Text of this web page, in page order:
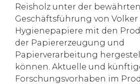
Reisholz unter der bewährten
Geschäftsführung von Volker
Hygienepapiere mit den
der Papiererzeugung und
Papierverarbeitung
können. Aktuelle und
Forschungsvorhaben im